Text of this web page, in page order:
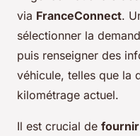
via FranceConnect.
sélectionner la
puis renseigner des
véhicule, telles que la
kilométrage actuel.
Il est crucial de